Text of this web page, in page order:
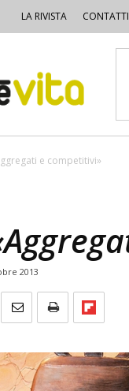
LA RIVISTA CONTATTI
e competitivi»
2013